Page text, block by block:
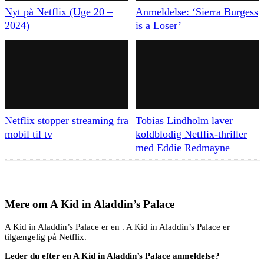
Nyt på Netflix (Uge 20 –
2024)
Anmeldelse: ‘Sierra Burgess
is a Loser’
Netflix stopper streaming fra
mobil til tv
Tobias Lindholm laver
koldblodig Netflix-thriller
med Eddie Redmayne
Mere om A Kid in Aladdin’s Palace
A Kid in Aladdin’s Palace er en . A Kid in Aladdin’s Palace er
tilgængelig på Netflix.
Leder du efter en A Kid in Aladdin’s Palace anmeldelse?